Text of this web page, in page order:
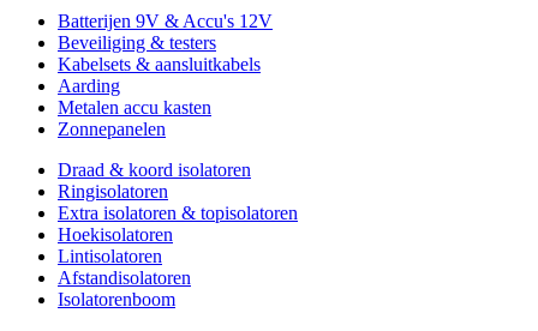
Batterijen 9V & Accu's 12V
Beveiliging & testers
Kabelsets & aansluitkabels
Aarding
Metalen accu kasten
Zonnepanelen
Draad & koord isolatoren
Ringisolatoren
Extra isolatoren & topisolatoren
Hoekisolatoren
Lintisolatoren
Afstandisolatoren
Isolatorenboom